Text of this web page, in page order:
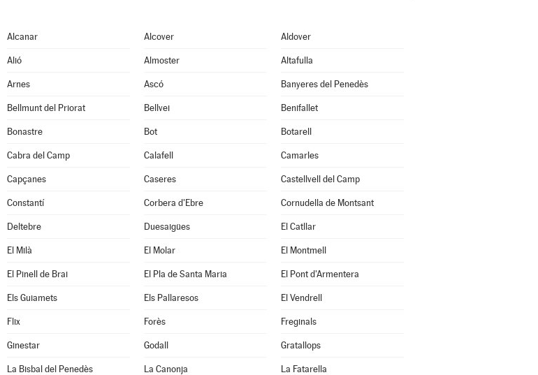
Alcanar Alcover Aldover
Alió Almoster Altafulla
Arnes Ascó Banyeres del Penedès
Bellmunt del Priorat Bellvei Benifallet
Bonastre Bot Botarell
Cabra del Camp Calafell Camarles
Capçanes Caseres Castellvell del Camp
Constantí Corbera d'Ebre Cornudella de Montsant
Deltebre Duesaigües El Catllar
El Milà El Molar El Montmell
El Pinell de Brai El Pla de Santa Maria El Pont d'Armentera
Els Guiamets Els Pallaresos El Vendrell
Flix Forès Freginals
Ginestar Godall Gratallops
La Bisbal del Penedès La Canonja La Fatarella